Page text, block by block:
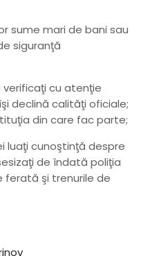
mari de bani sau
siguranţă
cu atenţie
declină calităţi oficiale;
din care fac parte;
cunoştinţă despre
de îndată poliţia
ferată şi trenurile de